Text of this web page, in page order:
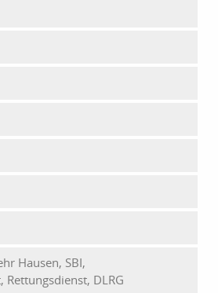
Hausen, SBI,
DLRG